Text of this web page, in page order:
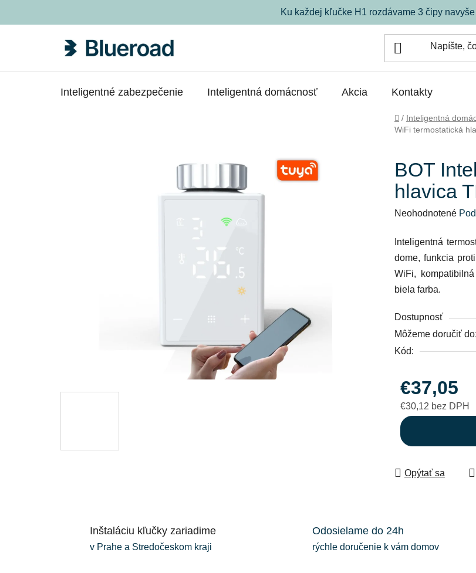
Ku každej kľučke H1 rozdávame 3 čipy
Inteligentné zabezpečenie Inteligentná domácnosť Akcia Kontakty
Domov
/ Inteligentná
WiFi termostatická
BOT
hlavica
Priemerné
produktu
je
0,0
z
hviezdičiek.
Neohodnotené
Inteligentná
dome, funkcia
WiFi,
biela farba.
Dostupnosť
Môžeme doručiť do:
Kód:
€37,05
€30,12 bez DPH
Jednotková cena:
Opýtať sa
Inštaláciu kľučky zariadime
v Prahe a Stredočeskom kraji
Odosielame do 24h
rýchle doručenie k vám domov